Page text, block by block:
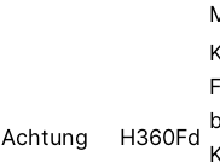
Achtung H360Fd